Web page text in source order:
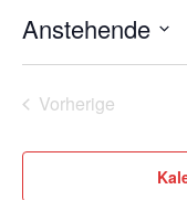
Anstehende
Vorherige